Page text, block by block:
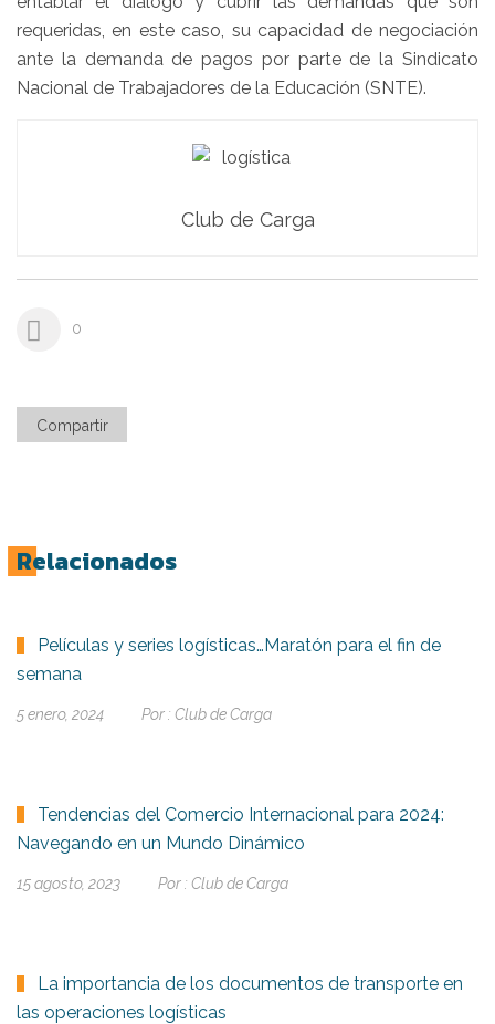
requeridas, en este caso, su capacidad de negociación
ante la demanda de pagos por parte de la Sindicato
Nacional de Trabajadores de la Educación (SNTE).
Club de Carga
0
Compartir
Relacionados
Películas y series logísticas…Maratón para el fin de
semana
5 enero, 2024 Por : Club de Carga
Tendencias del Comercio Internacional para 2024:
Navegando en un Mundo Dinámico
15 agosto, 2023 Por : Club de Carga
La importancia de los documentos de transporte en
las operaciones logísticas